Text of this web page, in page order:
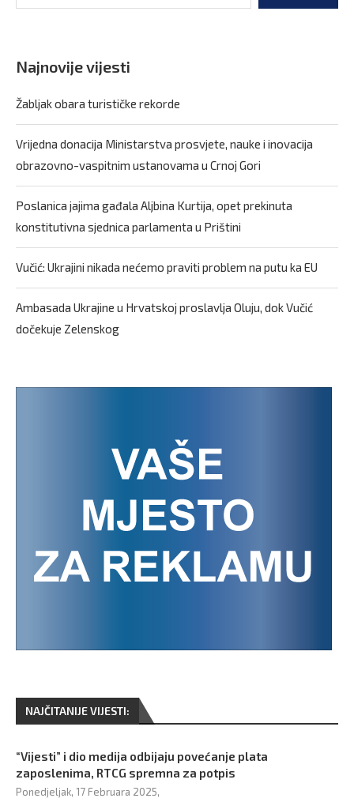
Najnovije vijesti
Žabljak obara turističke rekorde
Vrijedna donacija Ministarstva prosvjete, nauke i inovacija
obrazovno-vaspitnim ustanovama u Crnoj Gori
Poslanica jajima gađala Aljbina Kurtija, opet prekinuta
konstitutivna sjednica parlamenta u Prištini
Vučić: Ukrajini nikada nećemo praviti problem na putu ka EU
Ambasada Ukrajine u Hrvatskoj proslavlja Oluju, dok Vučić
dočekuje Zelenskog
NAJČITANIJE VIJESTI:
“Vijesti” i dio medija odbijaju povećanje plata
zaposlenima, RTCG spremna za potpis
Ponedjeljak, 17 Februara 2025,